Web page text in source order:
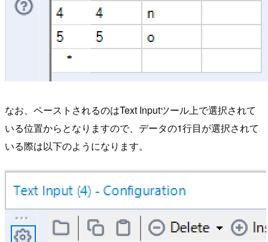
なお、ペーストされるのはText Inputツール上で選択されて
いる位置からとなりますので、データの1行目が選択されて
いる際は以下のようになります。